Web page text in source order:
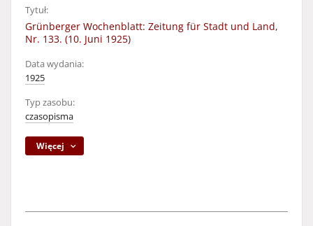
Tytuł:
Grünberger Wochenblatt: Zeitung für Stadt und Land,
Nr. 133. (10. Juni 1925)
Data wydania:
1925
Typ zasobu:
czasopisma
Więcej